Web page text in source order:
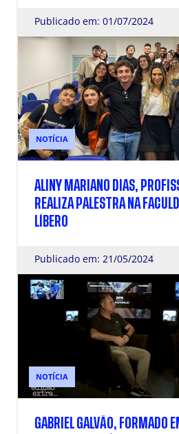
Publicado em: 01/07/2024
NOTÍCIA
ALINY MARIANO DIAS,
REALIZA PALESTRA NA
LÍBERO
Publicado em: 21/05/2024
NOTÍCIA
GABRIEL GALVÃO, FORMADO